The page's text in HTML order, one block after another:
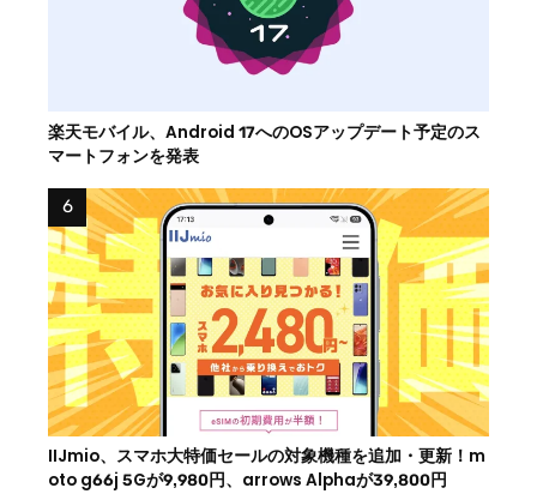
楽天モバイル、Android 17へのOSアップデート予定のス
マートフォンを発表
IIJmio、スマホ大特価セールの対象機種を追加・更新！m
oto g66j 5Gが9,980円、arrows Alphaが39,800円